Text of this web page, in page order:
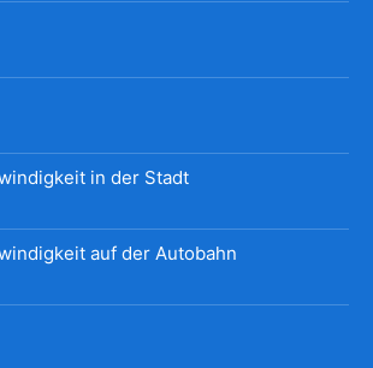
in der Stadt
auf der Autobahn